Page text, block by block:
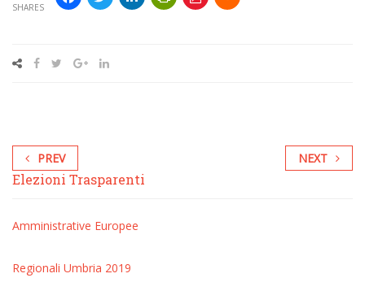
SHARES
PREV NEXT
Elezioni Trasparenti
Amministrative Europee
Regionali Umbria 2019